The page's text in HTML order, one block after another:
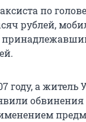
по
рублей,
году, а житель
обвинения